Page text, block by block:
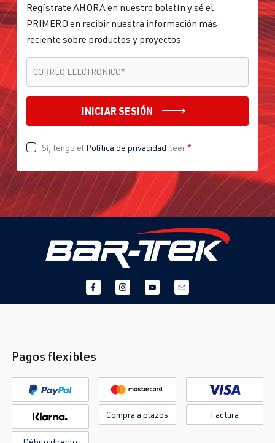
Regístrate AHORA en nuestro boletín y sé el
PRIMERO en recibir nuestra información más
reciente sobre productos y proyectos
CORREO ELECTRÓNICO*
INICIAR SESIÓN
Sí, tengo el Política de privacidad leer*
Pagos flexibles
Compra a plazos Factura